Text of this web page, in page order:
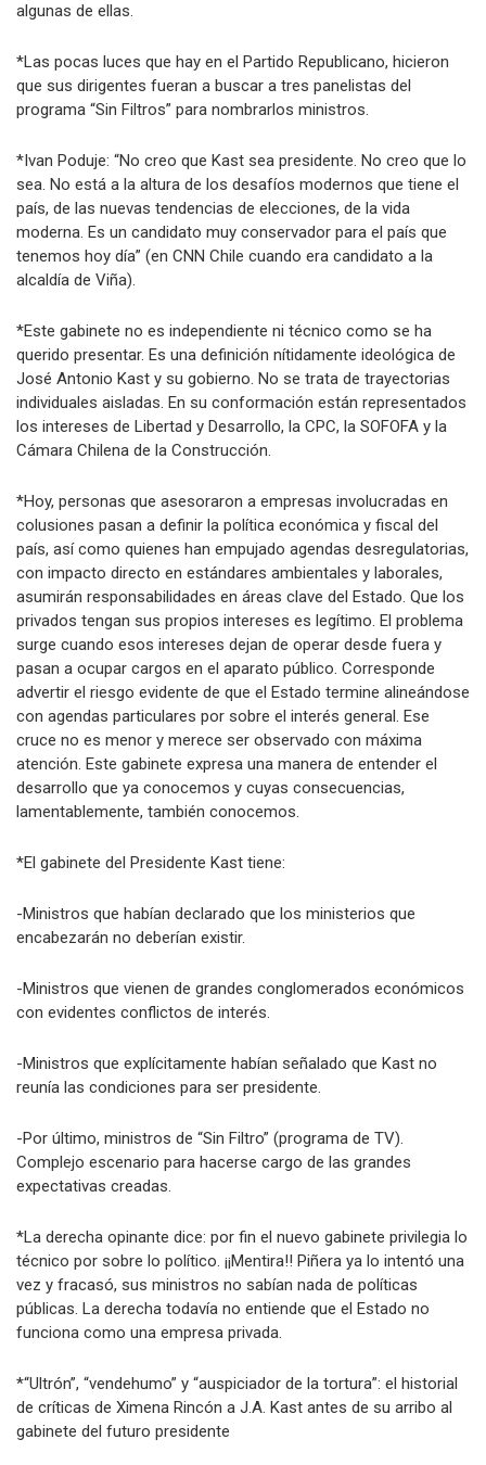
algunas de ellas.
*Las pocas luces que hay en el Partido Republicano, hicieron
que sus dirigentes fueran a buscar a tres panelistas del
programa “Sin Filtros” para nombrarlos ministros.
*Ivan Poduje: “No creo que Kast sea presidente. No creo que lo
sea. No está a la altura de los desafíos modernos que tiene el
país, de las nuevas tendencias de elecciones, de la vida
moderna. Es un candidato muy conservador para el país que
tenemos hoy día” (en CNN Chile cuando era candidato a la
alcaldía de Viña).
*Este gabinete no es independiente ni técnico como se ha
querido presentar. Es una definición nítidamente ideológica de
José Antonio Kast y su gobierno. No se trata de trayectorias
individuales aisladas. En su conformación están representados
los intereses de Libertad y Desarrollo, la CPC, la SOFOFA y la
Cámara Chilena de la Construcción.
*Hoy, personas que asesoraron a empresas involucradas en
colusiones pasan a definir la política económica y fiscal del
país, así como quienes han empujado agendas desregulatorias,
con impacto directo en estándares ambientales y laborales,
asumirán responsabilidades en áreas clave del Estado. Que los
privados tengan sus propios intereses es legítimo. El problema
surge cuando esos intereses dejan de operar desde fuera y
pasan a ocupar cargos en el aparato público. Corresponde
advertir el riesgo evidente de que el Estado termine alineándose
con agendas particulares por sobre el interés general. Ese
cruce no es menor y merece ser observado con máxima
atención. Este gabinete expresa una manera de entender el
desarrollo que ya conocemos y cuyas consecuencias,
lamentablemente, también conocemos.
*El gabinete del Presidente Kast tiene:
-Ministros que habían declarado que los ministerios que
encabezarán no deberían existir.
-Ministros que vienen de grandes conglomerados económicos
con evidentes conflictos de interés.
-Ministros que explícitamente habían señalado que Kast no
reunía las condiciones para ser presidente.
-Por último, ministros de “Sin Filtro” (programa de TV).
Complejo escenario para hacerse cargo de las grandes
expectativas creadas.
*La derecha opinante dice: por fin el nuevo gabinete privilegia lo
técnico por sobre lo político. ¡¡Mentira!! Piñera ya lo intentó una
vez y fracasó, sus ministros no sabían nada de políticas
públicas. La derecha todavía no entiende que el Estado no
funciona como una empresa privada.
*“Ultrón”, “vendehumo” y “auspiciador de la tortura”: el historial
de críticas de Ximena Rincón a J.A. Kast antes de su arribo al
gabinete del futuro presidente